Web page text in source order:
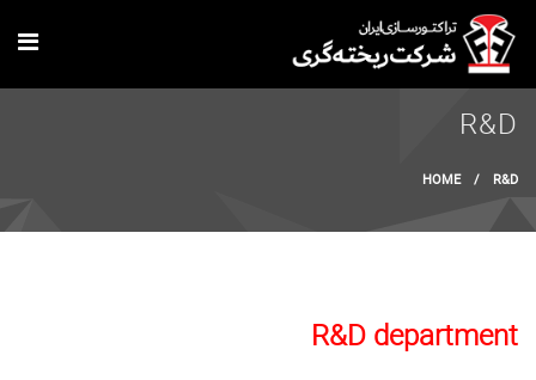
Skip to main content
R&D
You are here
HOME / R&D
R&D department